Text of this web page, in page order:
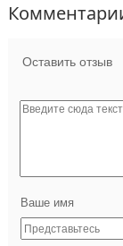
Оставить отзыв
Ваше имя